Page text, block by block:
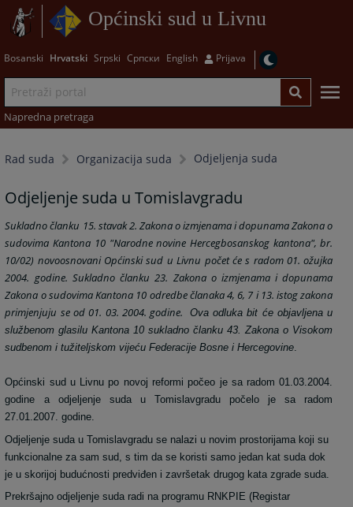
Općinski sud u Livnu
Bosanski Hrvatski Srpski Српски English Prijava
Napredna pretraga
Rad suda Organizacija suda Odjeljenja suda
Odjeljenje suda u Tomislavgradu
Sukladno članku 15. stavak 2. Zakona o izmjenama i dopunama Zakona o
sudovima Kantona 10 "Narodne novine Hercegbosanskog kantona", br.
10/02) novoosnovani Općinski sud u Livnu počet će s radom 01. ožujka
2004. godine. Sukladno članku 23. Zakona o izmjenama i dopunama
Zakona o sudovima Kantona 10 odredbe članaka 4, 6, 7 i 13. istog zakona
primjenjuju se od 01. 03. 2004. godine.
Ova odluka bit će objavljena u
službenom glasilu Kantona 10 sukladno članku 43. Zakona o Visokom
sudbenom i tužiteljskom vijeću Federacije Bosne i Hercegovine.
Općinski sud u Livnu po novoj reformi počeo je sa radom 01.03.2004.
godine a odjeljenje suda u Tomislavgradu počelo je sa radom
27.01.2007. godine.
Odjeljenje suda u Tomislavgradu se nalazi u novim prostorijama koji su
funkcionalne za sam sud, s tim da se koristi samo jedan kat suda dok
je u skorijoj budućnosti predviđen i završetak drugog kata zgrade suda.
Prekršajno odjeljenje suda radi na programu RNKPIE (Registar